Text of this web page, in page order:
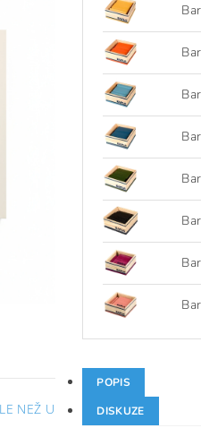
NEŽ U
POPIS
DISKUZE